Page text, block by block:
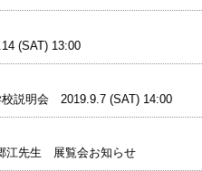
(SAT) 13:00
校説明会 2019.9.7 (SAT) 14:00
江先生 展覧会お知らせ